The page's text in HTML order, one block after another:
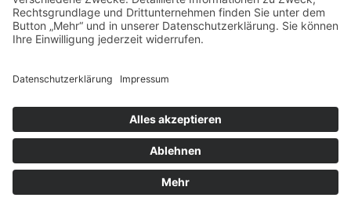
SOCIAL MEDIA
Folge uns auf Facebook
© 2020 golfyouup GmbH | Konzept, Design und Code by